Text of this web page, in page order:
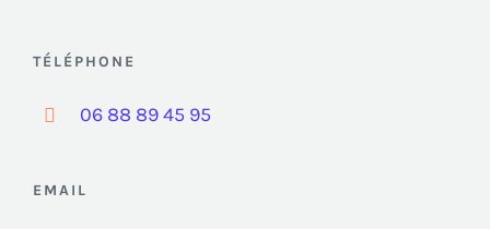
TÉLÉPHONE
06 88 89 45 95
EMAIL